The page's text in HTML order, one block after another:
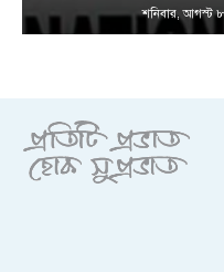
শনিবার, আগস্ট